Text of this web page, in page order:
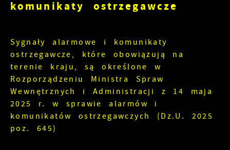
komunikaty ostrzegawcze
Sygnały alarmowe i komunikaty
ostrzegawcze, które obowiązują na
terenie kraju, są określone w
Rozporządzeniu Ministra Spraw
Wewnętrznych i Administracji z 14 maja
2025 r. w sprawie alarmów i
komunikatów ostrzegawczych (Dz.U. 2025
poz. 645)
przez Ciebie działania w celu m.in.
formularzy. Dzięki plikom cookies strona, z
której korzystasz, może działać bez zakłóceń.
Zapoznaj się z
POLITYKĄ PRYWATNOŚCI I
PLIKÓW COOKIES
Więcej
Tego typu pliki cookies umożliwiają stronie
internetowej zapamiętanie wprowadzonych przez
Ciebie ustawień oraz personalizację określonych
funkcjonalności czy prezentowanych treści.
Dzięki tym plikom cookies możemy zapewnić Ci
większy komfort korzystania z funkcjonalności
naszej strony poprzez dopasowanie jej do
Więcej